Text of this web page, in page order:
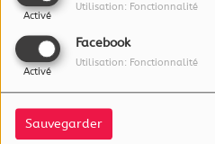
Activé
Utilisation: Fonctionnalité
Facebook
Activé
Utilisation: Fonctionnalité
Sauvegarder
4620 Differdange
FRÉQUENCES